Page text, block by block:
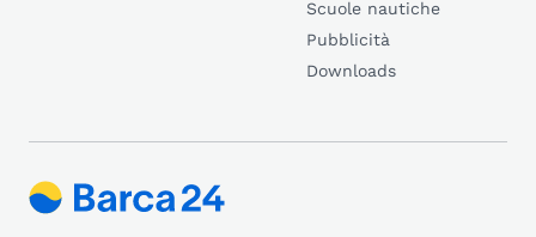
Scuole nautiche
Pubblicità
Downloads